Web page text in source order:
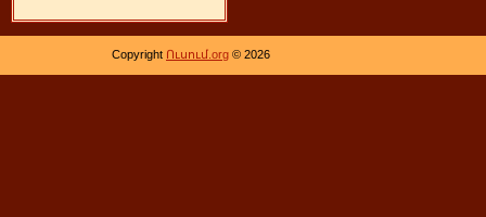
Copyright Ուսում.org © 2026